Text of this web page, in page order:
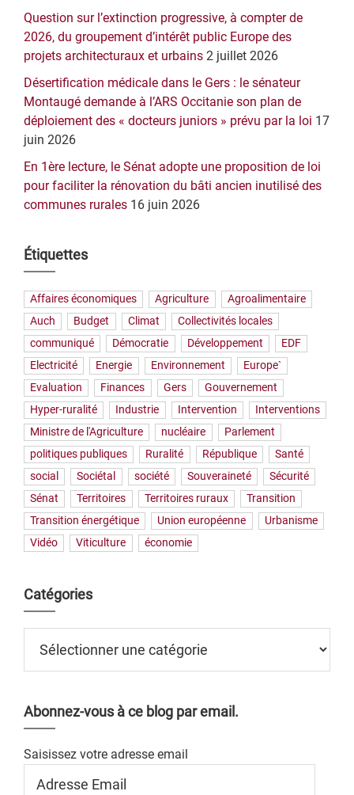
Question sur l’extinction progressive, à compter de
2026, du groupement d’intérêt public Europe des
projets architecturaux et urbains 2 juillet 2026
Désertification médicale dans le Gers : le sénateur
Montaugé demande à l’ARS Occitanie son plan de
déploiement des « docteurs juniors » prévu par la loi 17
juin 2026
En 1ère lecture, le Sénat adopte une proposition de loi
pour faciliter la rénovation du bâti ancien inutilisé des
communes rurales 16 juin 2026
Étiquettes
Affaires économiques Agriculture
Agroalimentaire
Auch
Budget Climat
Collectivités locales
communiqué
Démocratie Développement
EDF
Electricité
Energie Environnement
Europe`
Evaluation
Finances Gers
Gouvernement
Hyper-ruralité
Industrie Intervention
Interventions
Ministre de l'Agriculture
nucléaire
Parlement
politiques publiques
Ruralité République
Santé
social
Sociétal société Souveraineté
Sécurité
Sénat
Territoires Territoires ruraux
Transition
Transition énergétique
Union européenne
Urbanisme
Vidéo
Viticulture économie
Catégories
Abonnez-vous à ce blog par email.
Saisissez votre adresse email
Email